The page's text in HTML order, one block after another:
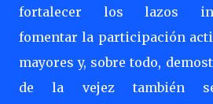
fortalecer los lazos
fomentar la participación
mayores y, sobre todo,
de la vejez también